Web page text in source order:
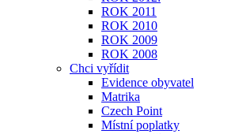
ROK 2011
ROK 2010
ROK 2009
ROK 2008
Chci vyřídit
Evidence obyvatel
Matrika
Czech Point
Místní poplatky